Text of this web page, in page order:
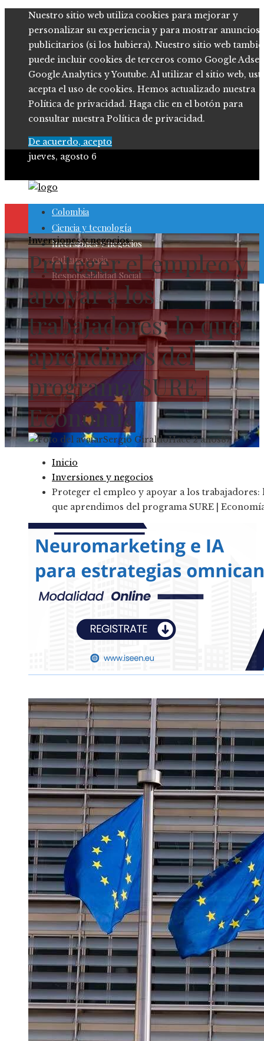
Nuestro sitio web utiliza cookies para mejorar y
personalizar su experiencia y para mostrar anuncios
publicitarios (si los hubiera). Nuestro sitio web
puede incluir cookies de terceros como Google
Google Analytics y Youtube. Al utilizar el sitio web,
acepta el uso de cookies. Hemos actualizado nuestra
Política de privacidad. Haga clic en el botón para
consultar nuestra Política de privacidad.
De acuerdo, acepto
jueves, agosto 6
Colombia
Ciencia y tecnología
Inversiones y negocios
Cultura y ocio
Responsabilidad Social
Inversiones y negocios
Proteger el empleo y
apoyar a los
trabajadores: lo que
aprendimos del
programa SURE |
Economía
Sergio GiraldoHace 2 años87
Inicio
Inversiones y negocios
Proteger el empleo y apoyar a los trabajadores:
que aprendimos del programa SURE |